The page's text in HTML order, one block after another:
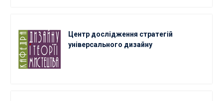
Центр дослідження стратегій
універсального дизайну